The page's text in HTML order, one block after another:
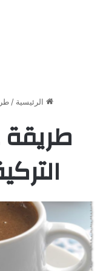
الرئيسية /